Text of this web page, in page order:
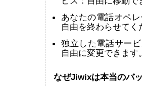
あなたの電話オペ
自由を終わらせてく
独立した電話サー
自由に変更できます。
なぜJiwixは本当のバ